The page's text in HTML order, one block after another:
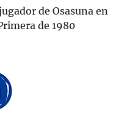
de Osasuna en
de 1980